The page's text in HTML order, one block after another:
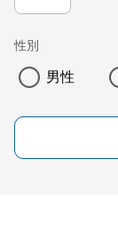
性別
男性